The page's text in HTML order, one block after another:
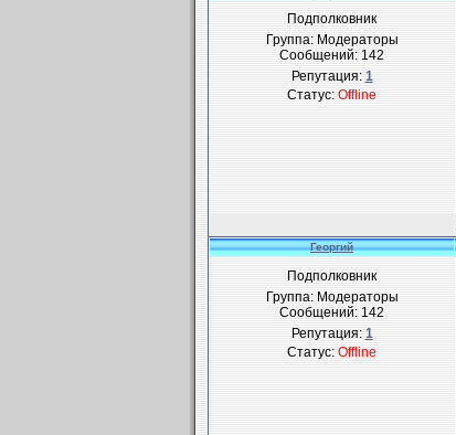
Подполковник
Группа: Модераторы
Сообщений:142
Репутация:1
Статус:Offline
Георгий
Подполковник
Группа: Модераторы
Сообщений:142
Репутация:1
Статус:Offline